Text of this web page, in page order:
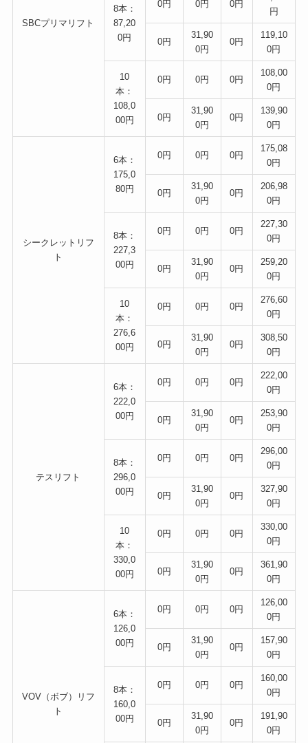
SBCプリマリフト
8本：
87,20
0円
0円 0円 0円
円
0円
31,90
0円
0円
119,10
0円
10
本：
108,0
00円
0円 0円 0円
108,00
0円
0円
31,90
0円
0円
139,90
0円
シークレットリフ
ト
6本：
175,0
80円
0円 0円 0円
175,08
0円
0円
31,90
0円
0円
206,98
0円
8本：
227,3
00円
0円 0円 0円
227,30
0円
0円
31,90
0円
0円
259,20
0円
10
本：
276,6
00円
0円 0円 0円
276,60
0円
0円
31,90
0円
0円
308,50
0円
テスリフト
6本：
222,0
00円
0円 0円 0円
222,00
0円
0円
31,90
0円
0円
253,90
0円
8本：
296,0
00円
0円 0円 0円
296,00
0円
0円
31,90
0円
0円
327,90
0円
10
本：
330,0
00円
0円 0円 0円
330,00
0円
0円
31,90
0円
0円
361,90
0円
VOV（ボブ）リフ
ト
6本：
126,0
00円
0円 0円 0円
126,00
0円
0円
31,90
0円
0円
157,90
0円
8本：
160,0
00円
0円 0円 0円
160,00
0円
0円
31,90
0円
0円
191,90
0円